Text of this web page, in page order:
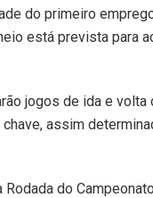
do primeiro
está prevista para
jogos de ida e volta
assim
do